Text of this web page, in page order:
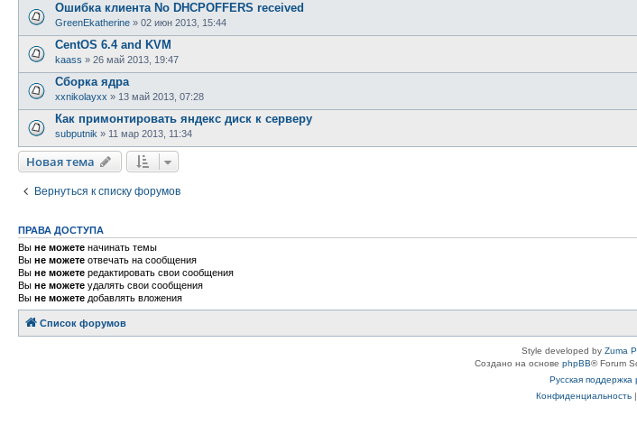
Ошибка клиента No DHCPOFFERS received
GreenEkatherine » 02 июн 2013, 15:44
CentOS 6.4 and KVM
kaass » 26 май 2013, 19:47
Сборка ядра
xxnikolayxx » 13 май 2013, 07:28
Как примонтировать яндекс диск к серверу
subputnik » 11 мар 2013, 11:34
Новая тема
Вернуться к списку форумов
ПРАВА ДОСТУПА
Вы не можете начинать темы
Вы не можете отвечать на сообщения
Вы не можете редактировать свои сообщения
Вы не можете удалять свои сообщения
Вы не можете добавлять вложения
Список форумов
Style developed by Zuma
Создано на основе phpBB® Forum
Русская поддержка
Конфиденциальность|